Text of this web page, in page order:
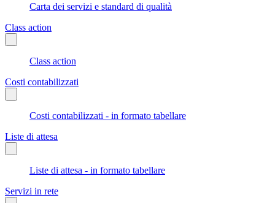
Carta dei servizi e standard di qualità
Class action
Class action
Costi contabilizzati
Costi contabilizzati - in formato tabellare
Liste di attesa
Liste di attesa - in formato tabellare
Servizi in rete